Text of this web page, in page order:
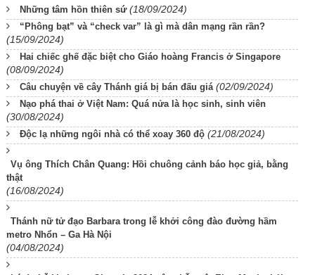
Những tâm hồn thiên sứ (18/09/2024)
“Phông bạt” và “check var” là gì mà dân mạng rần rần?
(15/09/2024)
Hai chiếc ghế đặc biệt cho Giáo hoàng Francis ở Singapore
(08/09/2024)
Câu chuyện về cây Thánh giá bị bán đấu giá (02/09/2024)
Nạo phá thai ở Việt Nam: Quá nửa là học sinh, sinh viên
(30/08/2024)
Độc lạ những ngôi nhà có thể xoay 360 độ (21/08/2024)
Vụ ông Thích Chân Quang: Hồi chuông cảnh báo học giả, bằng
thật
(16/08/2024)
Thánh nữ tử đạo Barbara trong lễ khởi công đào đường hầm
metro Nhổn – Ga Hà Nội
(04/08/2024)